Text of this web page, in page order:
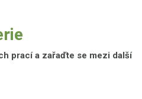
prací a zařaďte se mezi další